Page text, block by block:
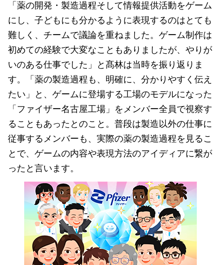
「薬の開発・製造過程そして情報提供活動をゲーム
にし、子どもにも分かるように表現するのはとても
難しく、チームで議論を重ねました。ゲーム制作は
初めての経験で大変なこともありましたが、やりが
いのある仕事でした」と髙林は当時を振り返りま
す。「薬の製造過程も、明確に、分かりやすく伝え
たい」と、ゲームに登場する工場のモデルになった
「ファイザー名古屋工場」をメンバー全員で視察す
ることもあったとのこと。普段は製造以外の仕事に
従事するメンバーも、実際の薬の製造過程を見るこ
とで、ゲームの内容や表現方法のアイディアに繋が
ったと言います。